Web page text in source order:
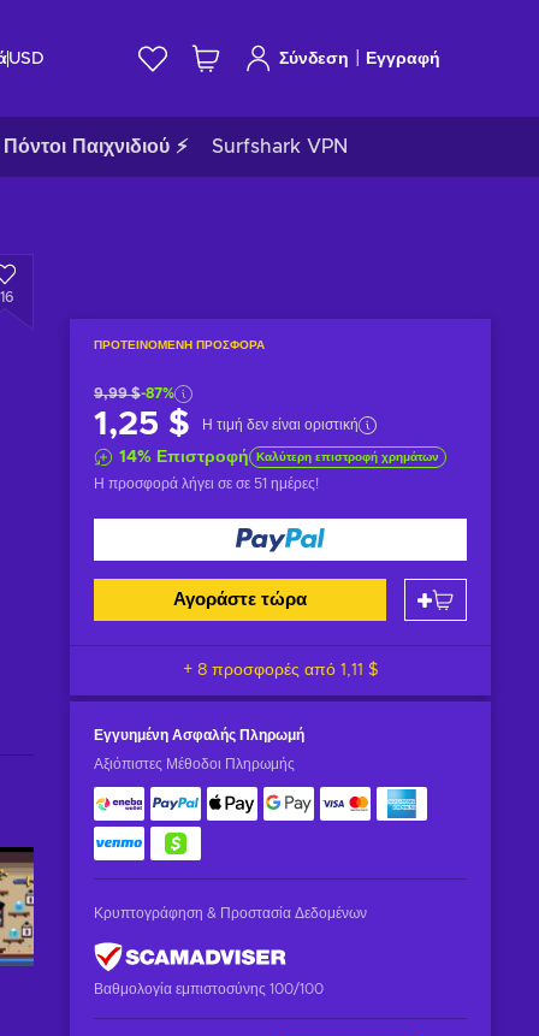
USD Σύνδεση Εγγραφή
Πόντοι Παιχνιδιού ⚡ Surfshark VPN
ΠΡΟΤΕΙΝΌΜΕΝΗ ΠΡΟΣΦΟΡΆ
9,99 $-87%
1,25 $ Η τιμή δεν είναι οριστική
14% Επιστροφή Καλύτερη επιστροφή χρημάτων
Η προσφορά λήγει σε σε 51 ημέρες!
Αγοράστε τώρα
+ 8 προσφορές από 1,11 $
Εγγυημένη Ασφαλής Πληρωμή
Αξιόπιστες Μέθοδοι Πληρωμής
Κρυπτογράφηση & Προστασία Δεδομένων
Βαθμολογία εμπιστοσύνης 100/100